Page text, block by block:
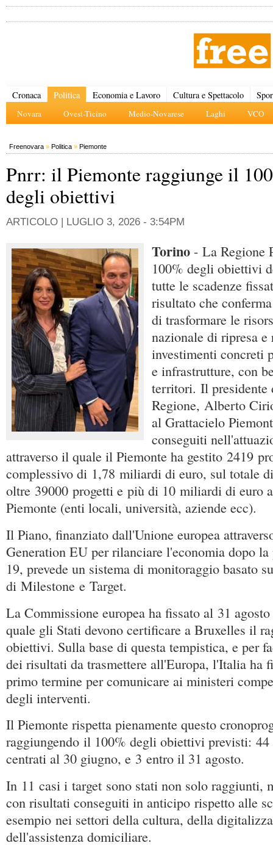
Cronaca Politica
Novara Ovest-Ticino Medio-Novarese Laghi VCO
Economia e Lavoro Cultura e Spettacolo
Freenovara » Politica » Piemonte
Pnrr: il Piemonte raggiunge il
degli obiettivi
ARTICOLO | LUGLIO 3, 2026 - 3:54PM
Torino - La Regione
100% degli obiettivi
tutte le scadenze
risultato che
di trasformare le
nazionale di ripresa
investimenti concreti
e infrastrutture, con
territori. Il presidente
Regione, Alberto
al Grattacielo
conseguiti
attraverso il quale il Piemonte ha gestito 2419
complessivo di 1,78 miliardi di euro, sul totale di
oltre 39000 progetti e più di 10 miliardi di euro
Piemonte (enti locali, università, aziende ecc).
Il Piano, finanziato dall'Unione europea
Generation EU per rilanciare l'economia dopo
19, prevede un sistema di monitoraggio basato
di Milestone e Target.
La Commissione europea ha fissato al 31
quale gli Stati devono certificare a Bruxelles il
obiettivi. Sulla base di questa tempistica, e per
dei risultati da trasmettere all'Europa, l'Italia ha
primo termine per comunicare ai ministeri
degli interventi.
Il Piemonte rispetta pienamente questo
raggiungendo il 100% degli obiettivi previsti:
centrati al 30 giugno, e 3 entro il 31 agosto.
In 11 casi i target sono stati non solo raggiunti,
con risultati conseguiti in anticipo rispetto alle
esempio nei settori della cultura, della
dell'assistenza domiciliare.